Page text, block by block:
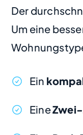
Der
Um eine
Ein
Eine